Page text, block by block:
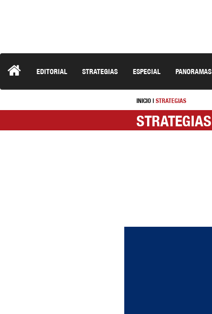
EDITORIAL STRATEGIAS ESPECIAL PANORAMAS
INICIO| STRATEGIAS
STRATEGIAS